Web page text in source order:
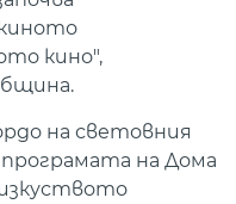
кино",
на световния
на Дома